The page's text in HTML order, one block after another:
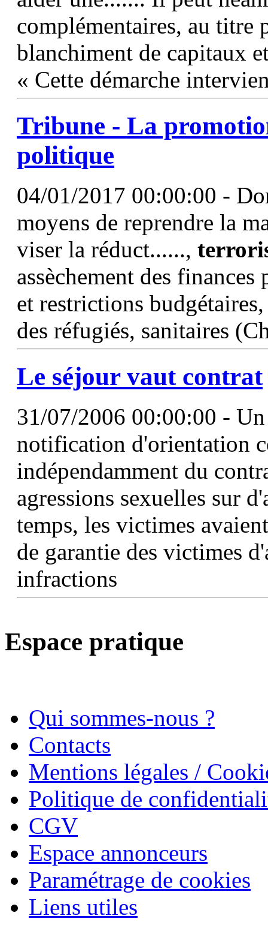
complémentaires, au titre
blanchiment de capitaux
« Cette démarche
Tribune - La
politique
04/01/2017 00:00:00 -
moyens de reprendre la
viser la réduct......,
assèchement des
et restrictions
des réfugiés, sanitaires
Le séjour vaut contrat
31/07/2006 00:00:00 -
notification d'orientation
indépendamment du
agressions sexuelles sur
temps, les victimes
de garantie des victimes
infractions
Espace pratique
Qui sommes-nous ?
Contacts
Mentions légales /
Politique de
CGV
Espace annonceurs
Paramétrage de cookies
Liens utiles